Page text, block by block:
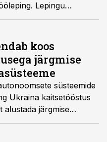
Lepingu
ulatuslikumalt senist
on Eesti kaitsetööstuse
Ukraina
koos
järgmise
süsteemide
Ukraina kaitsetööstus
alustada järgmise
loomist.